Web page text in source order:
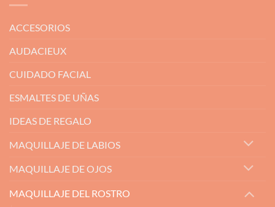
ACCESORIOS
AUDACIEUX
CUIDADO FACIAL
ESMALTES DE UÑAS
IDEAS DE REGALO
MAQUILLAJE DE LABIOS
MAQUILLAJE DE OJOS
MAQUILLAJE DEL ROSTRO